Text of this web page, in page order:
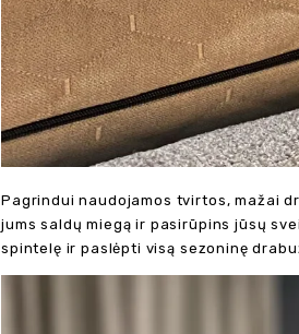
Pagrindui naudojamos tvirtos, mažai
jums saldų miegą ir pasirūpins jūsų
spintelę ir paslėpti visą sezoninę